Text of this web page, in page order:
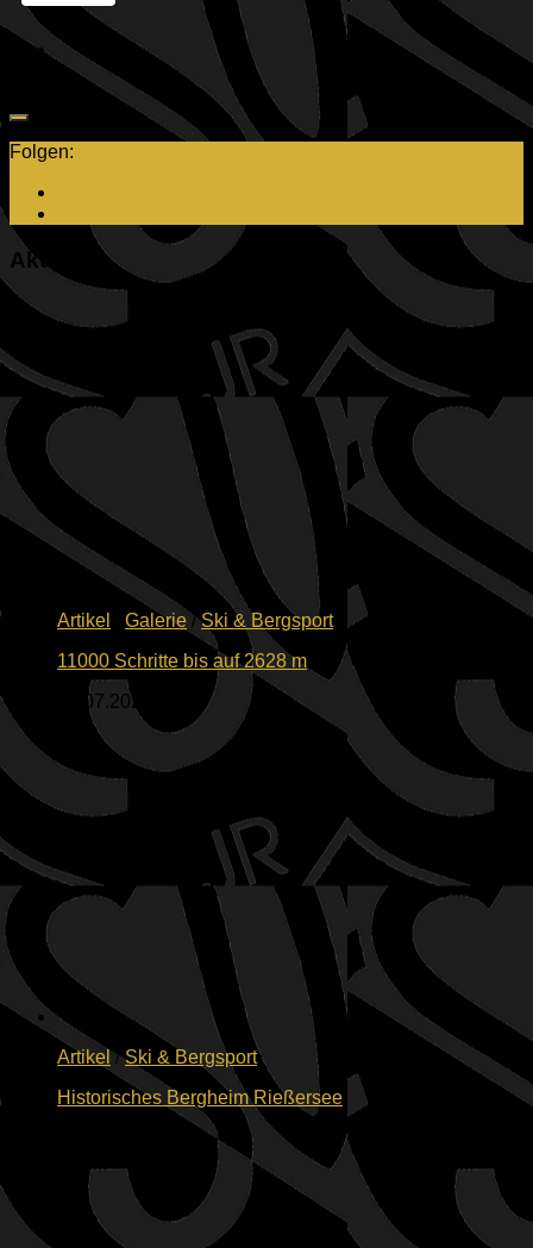
Folgen:
Aktuelles
Artikel Galerie /Ski & Bergsport
11000 Schritte bis auf 2628 m
26.07.2026
Artikel /Ski & Bergsport
Historisches Bergheim Rießersee